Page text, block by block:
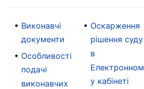
Виконавчі
документи
Особливості
подачі
виконавчих
Оскарження
рішення суду
в
Електронном
у кабінеті